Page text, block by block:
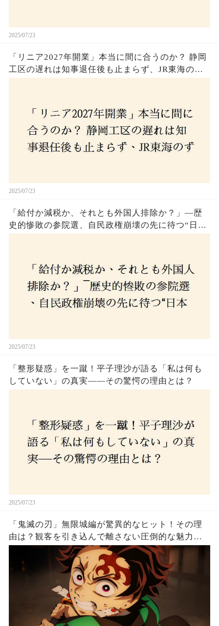
2025/07/23
「リニア2027年開業」本当に間に合うのか？ 静岡
工区の遅れは知事退任後も止まらず、JR東海のず
2025/07/23
「給付か減税か、それとも外国人排除か？」―歴
史的惨敗の参院選、自民政権崩壊の先に待つ“日本
2025/07/23
「整形疑惑」を一蹴！平子理沙が語る「私は何も
していない」の真実——その驚愕の理由とは？
2025/07/23
「鬼滅の刃」無限城編が驚異的なヒット！その理
由は？観客を引き込んで離さない圧倒的な魅力と